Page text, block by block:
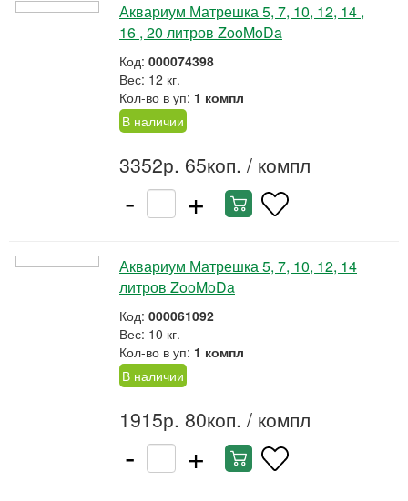
Аквариум Матрешка 5, 7, 10, 12, 14 ,
16 , 20 литров ZooMoDa
Код: 000074398
Вес: 12 кг.
Кол-во в уп: 1 компл
В наличии
3352р. 65коп. / компл
- +
Аквариум Матрешка 5, 7, 10, 12, 14
литров ZooMoDa
Код: 000061092
Вес: 10 кг.
Кол-во в уп: 1 компл
В наличии
1915р. 80коп. / компл
- +